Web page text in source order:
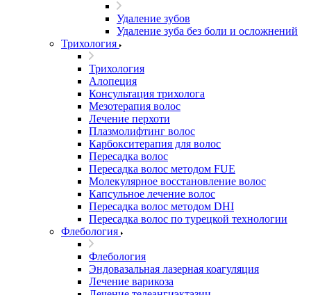
Удаление зубов
Удаление зуба без боли и осложнений
Трихология
Трихология
Алопеция
Консультация трихолога
Мезотерапия волос
Лечение перхоти
Плазмолифтинг волос
Карбокситерапия для волос
Пересадка волос
Пересадка волос методом FUE
Молекулярное восстановление волос
Капсульное лечение волос
Пересадка волос методом DHI
Пересадка волос по турецкой технологии
Флебология
Флебология
Эндовазальная лазерная коагуляция
Лечение варикоза